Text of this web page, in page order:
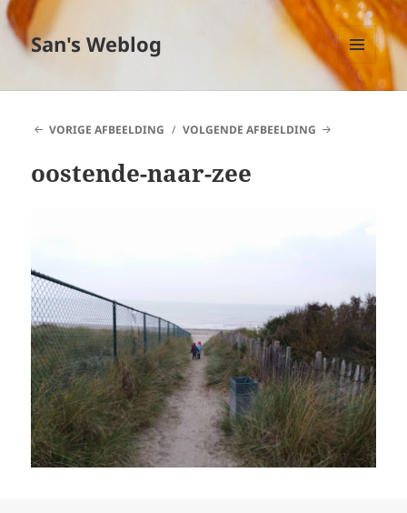
San's Weblog
MENU
EN
VORIGE AFBEELDING
VOLGENDE AFBEELDING
oostende-naar-zee